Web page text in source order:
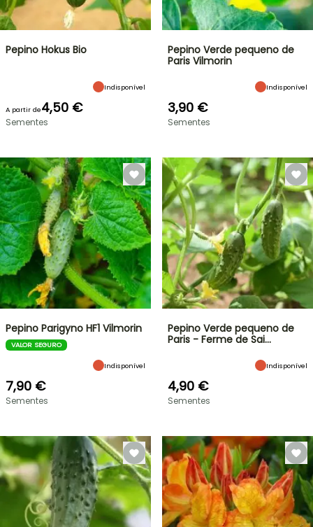
Pepino Hokus Bio
Indisponível
A partir de4,50 €
Sementes
Pepino Verde pequeno de
Paris Vilmorin
Indisponível
3,90 €
Sementes
Pepino Parigyno HF1 Vilmorin
VALOR SEGURO
Indisponível
7,90 €
Sementes
Pepino Verde pequeno de
Paris - Ferme de Sai…
Indisponível
4,90 €
Sementes